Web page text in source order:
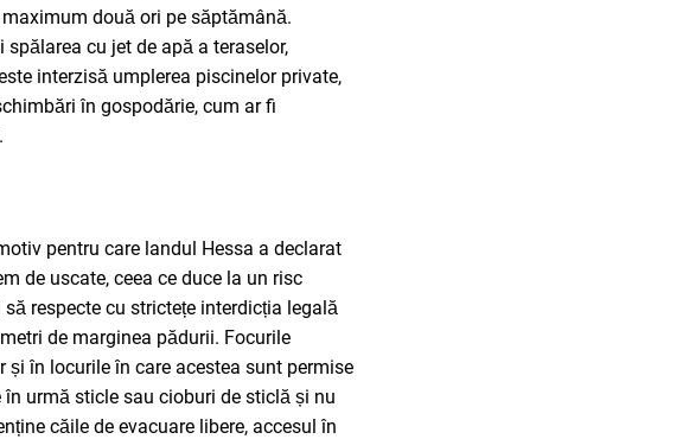
două ori pe săptămână.
cu jet de apă a teraselor,
interzisă umplerea piscinelor private,
în gospodărie, cum ar fi
pentru care landul Hessa a declarat
de uscate, ceea ce duce la un risc
respecte cu strictețe interdicția legală
de marginea pădurii. Focurile
și în locurile în care acestea sunt permise
urmă sticle sau cioburi de sticlă și nu
căile de evacuare libere, accesul în